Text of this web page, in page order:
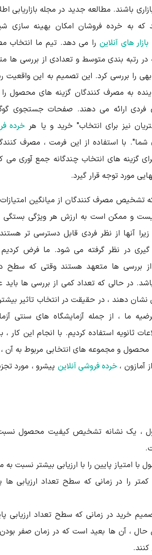
باشند. مطالعه جدید در مجله بازاریابی
که به خرده فروشان امکان بهینه سازی
بازار های آنلاین را می دهد. تیم ما انتخاب
رتبه بندی متوسط و تعدادی از بررسی ها
را بررسی کرد. این تصمیم به این واقعیت
به مصرف کنندگان گزینه های محصول
فردی ارائه می دهند. صفحات جستجوی
نیز برای انتخاب" خرید و یا هر خرده
با استفاده از این فرمت ، مصرف
گزینه های انتخاب چندگانه جمع آوری می
مورد توجه قرار گیرد.
تشخیص مصرف کنندگان از میانگین
و ممکن است به ارزش هر ویژگی بستگی
آنها از نظر فردی قابل دسترسی تر هستند
گیری در نظر گرفته می شود. ما فرض
از بررسی ها متعهد هستند وقتی که سطح
در حالی که تعداد کمی از بررسی ها
دهند ، در حقیقت در انتخاب تاثیر
ما ، از جمله آزمایشگاه های سنتی
در 24 دسته محصول و مجموعه های انتخابی مربوط به
آمازون ،خرده فروشی آنلاین پیشرو ، مورد
، یک نشانه تشخیص کیفیت محصول
امتیاز پایین را با ارزیابی بیشتر نسبت به
کمتر را در زمانی که سطح تعداد ارزیابی
خرید در زمانی که سطح تعداد ارزیابی
حال ، آن ها بعید است که در زمان صفر بودن